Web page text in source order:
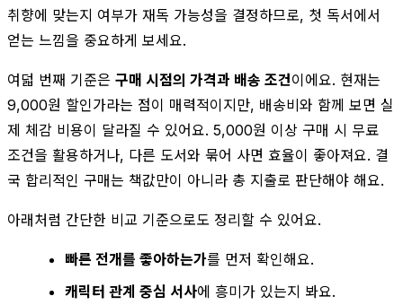
취향에 맞는지 여부가 재독 가능성을 결정하므로, 첫 독서에서
얻는 느낌을 중요하게 보세요.
여덟 번째 기준은 구매 시점의 가격과 배송 조건이에요. 현재는
9,000원 할인가라는 점이 매력적이지만, 배송비와 함께 보면 실
제 체감 비용이 달라질 수 있어요. 5,000원 이상 구매 시 무료
조건을 활용하거나, 다른 도서와 묶어 사면 효율이 좋아져요. 결
국 합리적인 구매는 책값만이 아니라 총 지출로 판단해야 해요.
아래처럼 간단한 비교 기준으로도 정리할 수 있어요.
빠른 전개를 좋아하는가를 먼저 확인해요.
캐릭터 관계 중심 서사에 흥미가 있는지 봐요.